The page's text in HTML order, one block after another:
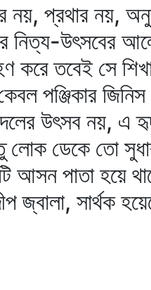
প্রথার নয়,
উৎসবের
করে তবেই সে
পঞ্জিকার
উৎসব নয়, এ
ডেকে তো
পাতা হয়ে
জ্বালা, সার্থক